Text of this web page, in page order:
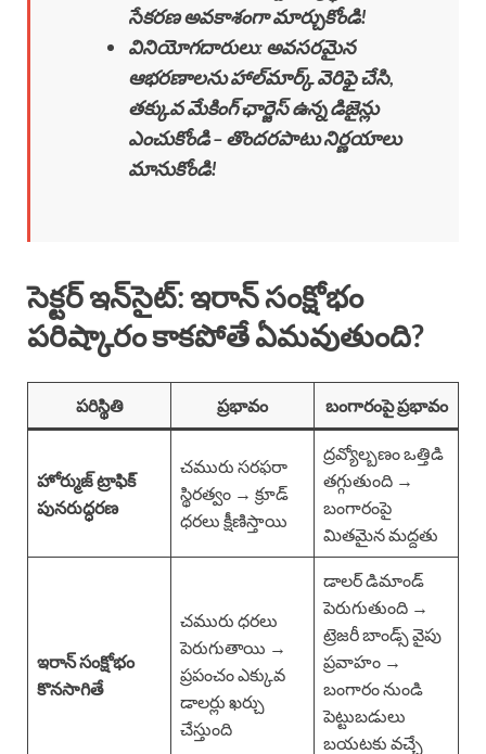
సేకరణ అవకాశంగా మార్చుకోండి!
వినియోగదారులు:అవసరమైన
ఆభరణాలను హాల్‌మార్క్ వెరిఫై చేసి,
తక్కువ మేకింగ్ ఛార్జెస్ ఉన్న డిజైన్లు
ఎంచుకోండి – తొందరపాటు నిర్ణయాలు
మానుకోండి!
సెక్టర్ ఇన్‌సైట్: ఇరాన్ సంక్షోభం
పరిష్కారం కాకపోతే ఏమవుతుంది?
పరిస్థితి ప్రభావం బంగారంపై ప్రభావం
హోర్ముజ్ ట్రాఫిక్
పునరుద్ధరణ
చమురు సరఫరా
స్థిరత్వం → క్రూడ్
ధరలు క్షీణిస్తాయి
ద్రవ్యోల్బణం ఒత్తిడి
తగ్గుతుంది →
బంగారంపై
మితమైన మద్దతు
ఇరాన్ సంక్షోభం
కొనసాగితే
చమురు ధరలు
పెరుగుతాయి →
ప్రపంచం ఎక్కువ
డాలర్లు ఖర్చు
చేస్తుంది
డాలర్ డిమాండ్
పెరుగుతుంది →
ట్రెజరీ బాండ్స్ వైపు
ప్రవాహం →
బంగారం నుండి
పెట్టుబడులు
బయటకు వచ్చే